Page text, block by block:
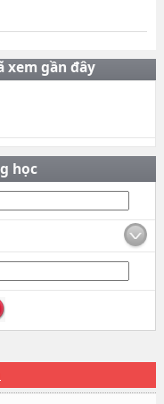
xem gần đây
học